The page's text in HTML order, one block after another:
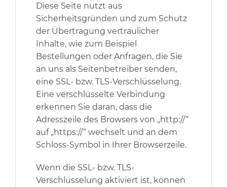
Diese Seite nutzt aus
Sicherheitsgründen und zum Schutz
der Übertragung vertraulicher
Inhalte, wie zum Beispiel
Bestellungen oder Anfragen, die Sie
an uns als Seitenbetreiber senden,
eine SSL- bzw. TLS-Verschlüsselung.
Eine verschlüsselte Verbindung
erkennen Sie daran, dass die
Adresszeile des Browsers von „http://“
auf „https://“ wechselt und an dem
Schloss-Symbol in Ihrer Browserzeile.
Wenn die SSL- bzw. TLS-
Verschlüsselung aktiviert ist, können